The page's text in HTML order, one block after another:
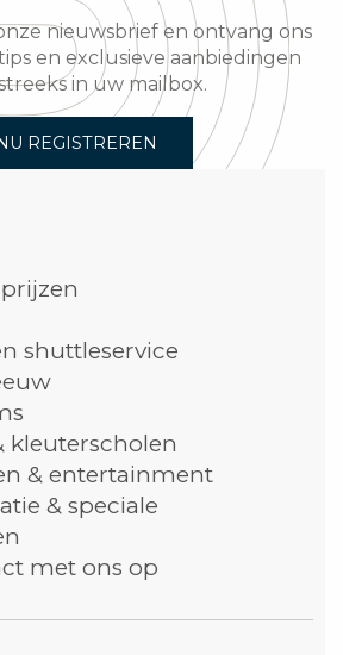
nieuwsbrief en ontvang ons
en exclusieve aanbiedingen
in uw mailbox.
REGISTREREN
shuttleservice
kleuterscholen
& entertainment
& speciale
met ons op